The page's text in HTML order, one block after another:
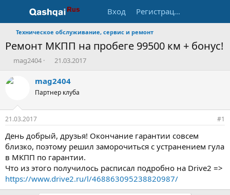
Вход Регистрация
Техническое обслуживание, сервис и ремонт
Ремонт МКПП на пробеге 99500 км + бонус!
А
т
т
е
м
ы
mag2404
Д
т
н
а
л
а
21.03.2017
mag2404
Партнер клуба
21.03.2017 #1
День добрый, друзья! Окончание гарантии совсем
близко, поэтому решил заморочиться с устранением гула
в МКПП по гарантии.
Что из этого получилось расписал подробно на Drive2 =>
https://www.drive2.ru/l/468863095238820987/